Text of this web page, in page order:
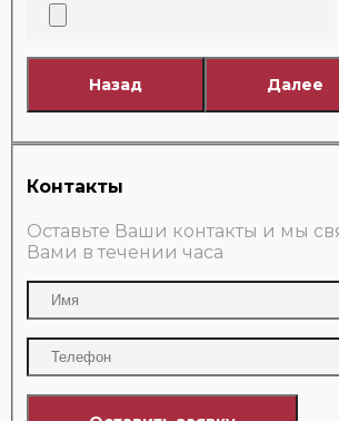
Назад Далее
Контакты
Оставьте Ваши контакты и мы
Вами в течении часа